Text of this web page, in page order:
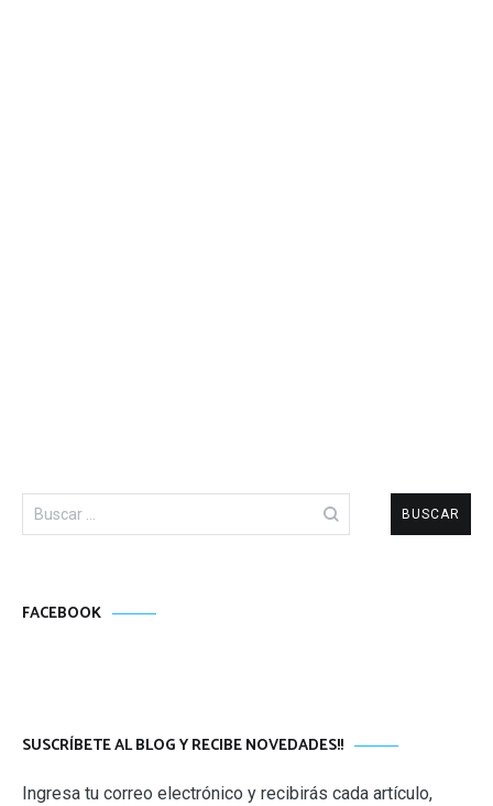
Buscar:
FACEBOOK
SUSCRÍBETE AL BLOG Y RECIBE NOVEDADES!!
Ingresa tu correo electrónico y recibirás cada artículo,